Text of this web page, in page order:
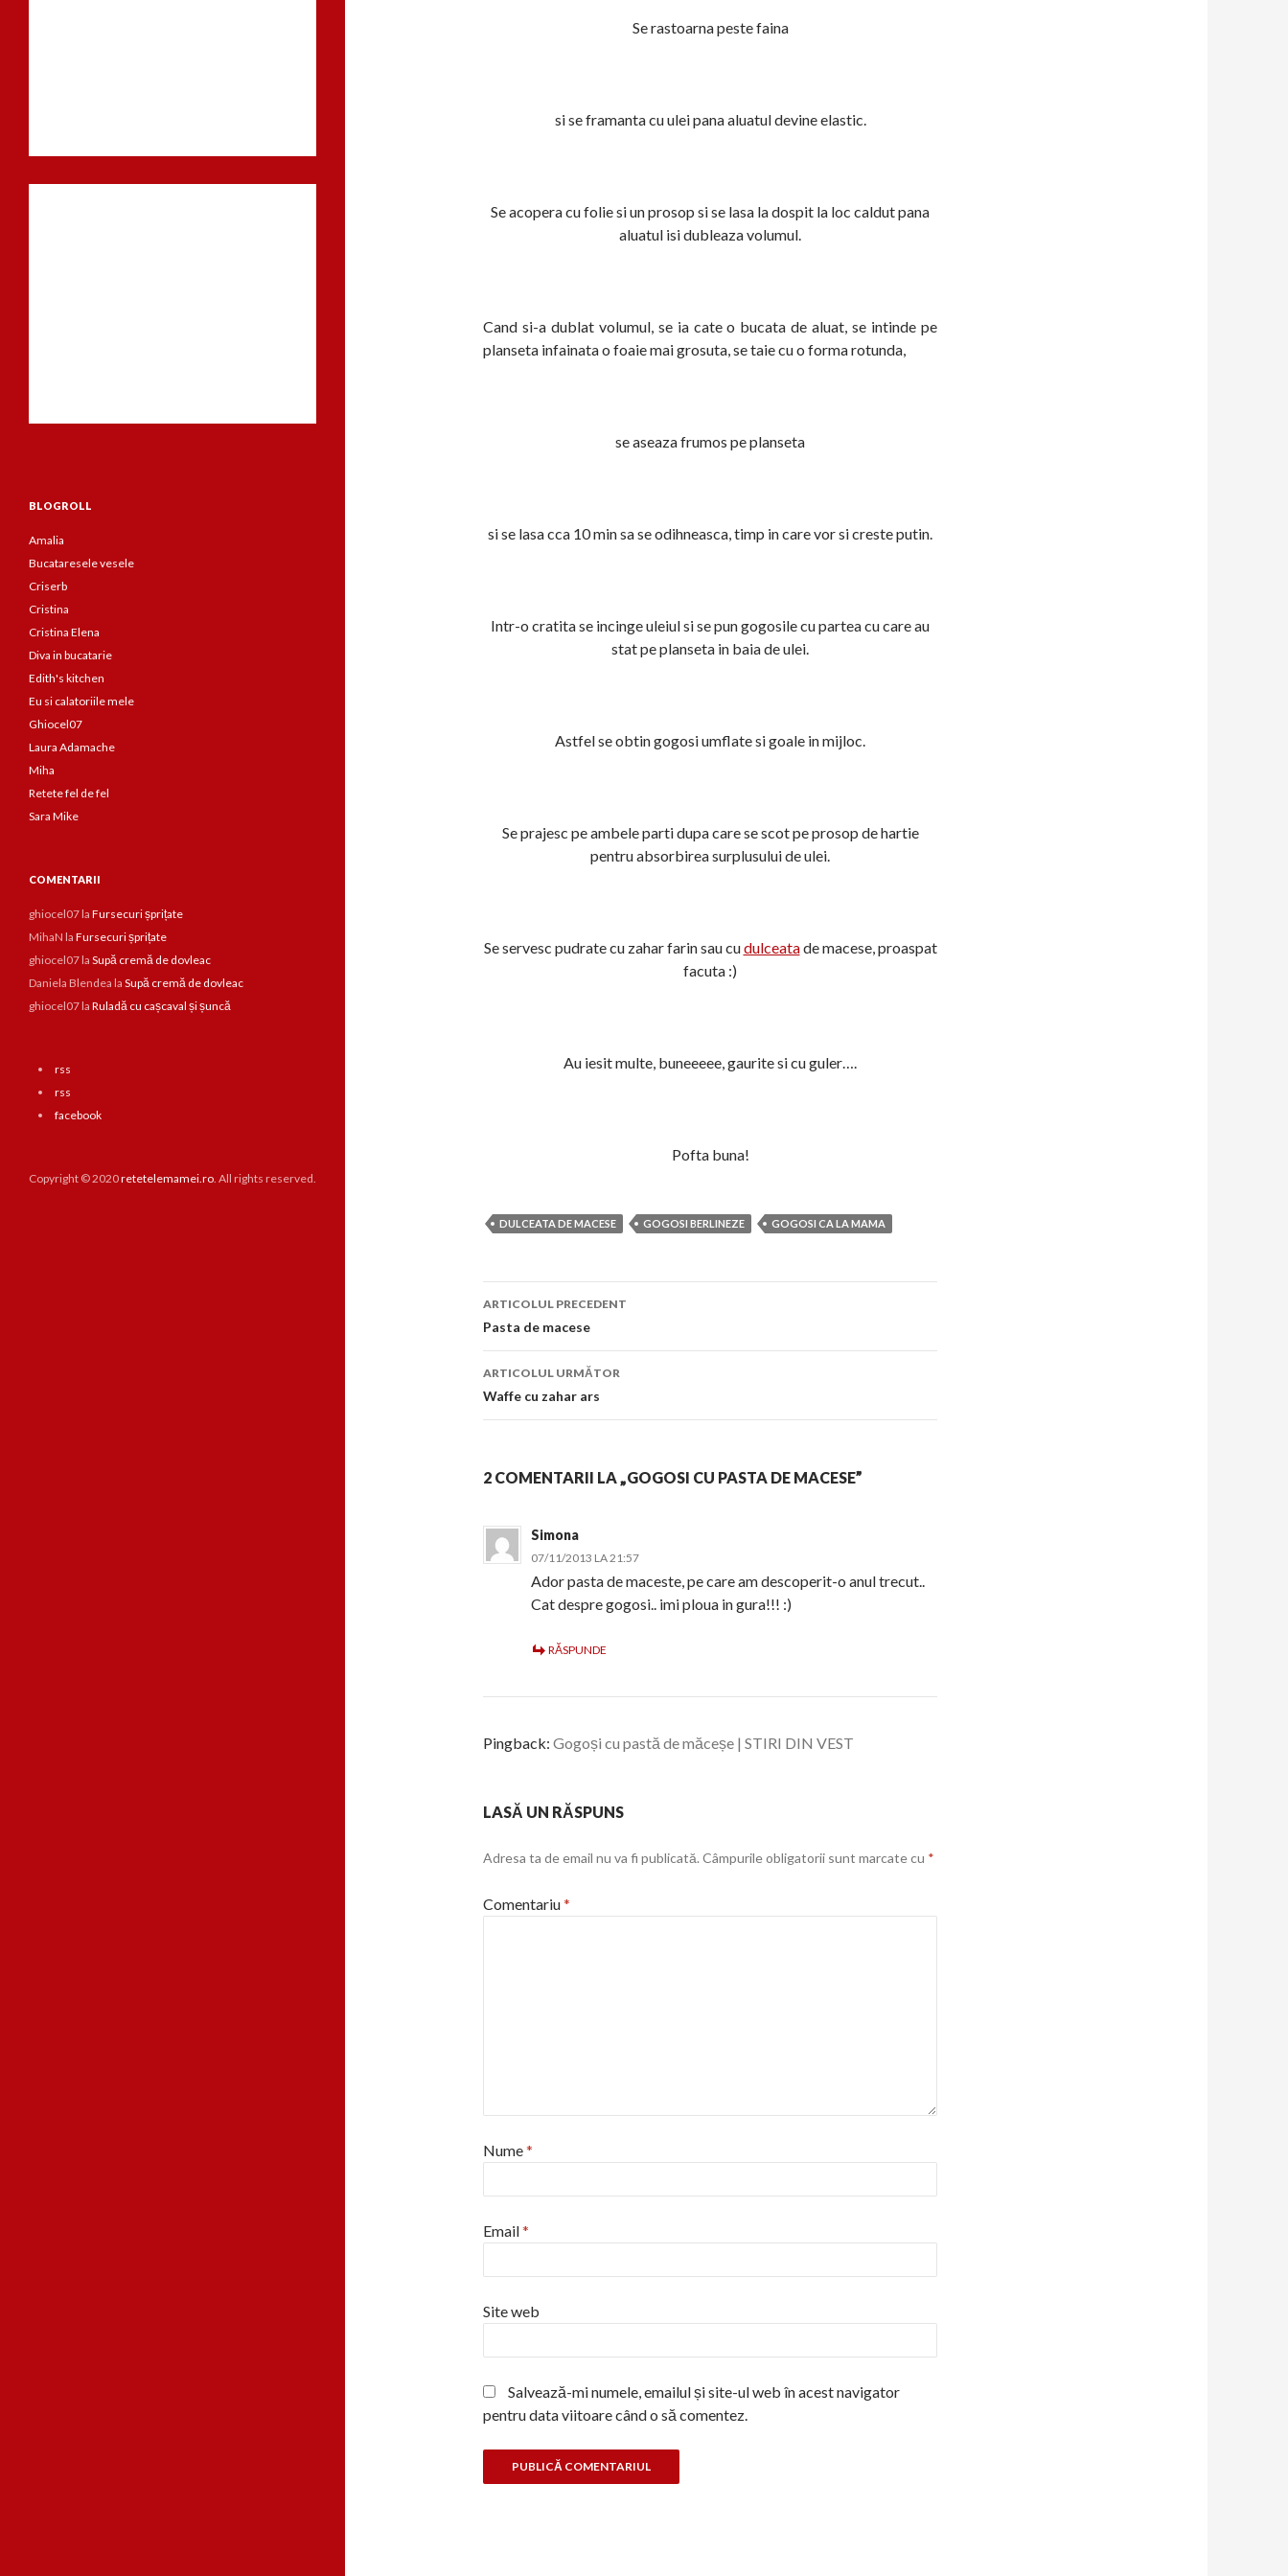
Se rastoarna peste faina
si se framanta cu ulei pana aluatul devine elastic.
Se acopera cu folie si un prosop si se lasa la dospit la loc caldut pana
aluatul isi dubleaza volumul.
Cand si-a dublat volumul, se ia cate o bucata de aluat, se intinde pe
planseta infainata o foaie mai grosuta, se taie cu o forma rotunda,
se aseaza frumos pe planseta
si se lasa cca 10 min sa se odihneasca, timp in care vor si creste putin.
Intr-o cratita se incinge uleiul si se pun gogosile cu partea cu care au
stat pe planseta in baia de ulei.
Astfel se obtin gogosi umflate si goale in mijloc.
Se prajesc pe ambele parti dupa care se scot pe prosop de hartie
pentru absorbirea surplusului de ulei.
Se servesc pudrate cu zahar farin sau cudulceatade macese, proaspat
facuta :)
Au iesit multe, buneeeee, gaurite si cu guler….
Pofta buna!
DULCEATA DE MACESE GOGOSI BERLINEZE GOGOSI CA LA MAMA
Navigare
în
articol
ARTICOLUL PRECEDENT
Pasta de macese
ARTICOLUL URMĂTOR
Waffe cu zahar ars
2 COMENTARII LA „GOGOSI CU PASTA DE MACESE”
Simona
07/11/2013 LA 21:57
Ador pasta de maceste, pe care am descoperit-o anul trecut..
Cat despre gogosi.. imi ploua in gura!!! :)
RĂSPUNDE
Pingback: Gogoși cu pastă de măceșe | STIRI DIN VEST
LASĂ UN RĂSPUNS
Adresa ta de email nu va fi publicată. Câmpurile obligatorii sunt marcate cu *
Comentariu*
Nume*
Email*
Site web
Salvează-mi numele, emailul și site-ul web în acest navigator
pentru data viitoare când o să comentez.
BLOGROLL
Amalia
Bucataresele vesele
Criserb
Cristina
Cristina Elena
Diva in bucatarie
Edith's kitchen
Eu si calatoriile mele
Ghiocel07
Laura Adamache
Miha
Retete fel de fel
Sara Mike
COMENTARII
ghiocel07la Fursecuri șprițate
MihaN la Fursecuri șprițate
ghiocel07la Supă cremă de dovleac
Daniela Blendea la Supă cremă de dovleac
ghiocel07la Ruladă cu cașcaval și șuncă
rss
rss
facebook
Copyright © 2020retetelemamei.ro. All rights reserved.